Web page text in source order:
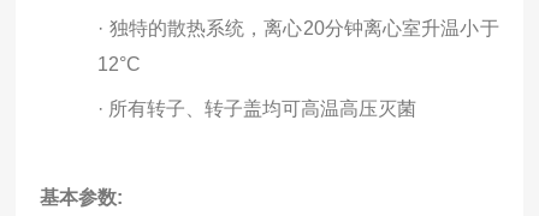
· 独特的散热系统，离心20分钟离心室升温小于
12°C
· 所有转子、转子盖均可高温高压灭菌
基本参数: